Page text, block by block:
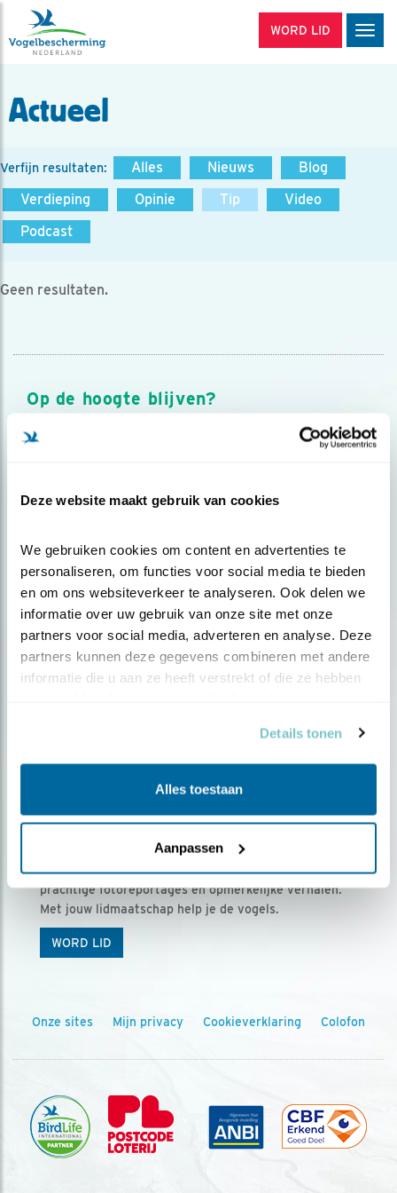
Deze website maakt gebruik van cookies
We gebruiken cookies om content en advertenties te
personaliseren, om functies voor social media te bieden
en om ons websiteverkeer te analyseren. Ook delen we
informatie over uw gebruik van onze site met onze
partners voor social media, adverteren en analyse. Deze
partners kunnen deze gegevens combineren met andere
informatie die u aan ze heeft verstrekt of die ze hebben
Details tonen
Alles toestaan
Aanpassen
WORD LID
Actueel
Verfijn resultaten: Alles Nieuws
Blog
Verdieping
Opinie Tip
Video
Podcast
Geen resultaten.
Op de hoogte blijven?
Meld je aan en ontvang nieuws, inspiratie, acties en tips
over vogels en activiteiten van Vogelbescherming.
Ontvang 5 x Vogels voor € 36,00 per jaar
Vogels is het tijdschrift voor onze leden, met
prachtige fotoreportages en opmerkelijke verhalen.
Met jouw lidmaatschap help je de vogels.
WORD LID
Onze sites Mijn privacy Cookieverklaring Colofon